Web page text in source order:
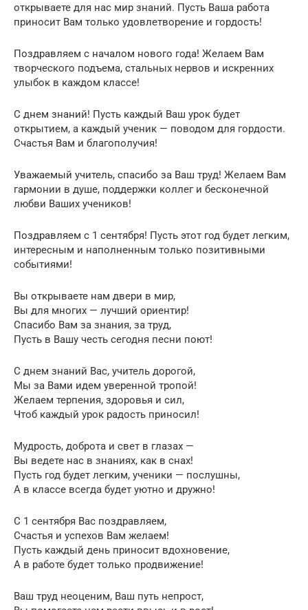
открываете для нас мир знаний. Пусть Ваша работа
приносит Вам только удовлетворение и гордость!
Поздравляем с началом нового года! Желаем Вам
творческого подъема, стальных нервов и искренних
улыбок в каждом классе!
С днем знаний! Пусть каждый Ваш урок будет
открытием, а каждый ученик — поводом для гордости.
Счастья Вам и благополучия!
Уважаемый учитель, спасибо за Ваш труд! Желаем Вам
гармонии в душе, поддержки коллег и бесконечной
любви Ваших учеников!
Поздравляем с 1 сентября! Пусть этот год будет легким,
интересным и наполненным только позитивными
событиями!
Вы открываете нам двери в мир,
Вы для многих — лучший ориентир!
Спасибо Вам за знания, за труд,
Пусть в Вашу честь сегодня песни поют!
С днем знаний Вас, учитель дорогой,
Мы за Вами идем уверенной тропой!
Желаем терпения, здоровья и сил,
Чтоб каждый урок радость приносил!
Мудрость, доброта и свет в глазах —
Вы ведете нас в знаниях, как в снах!
Пусть год будет легким, ученики — послушны,
А в классе всегда будет уютно и дружно!
С 1 сентября Вас поздравляем,
Счастья и успехов Вам желаем!
Пусть каждый день приносит вдохновение,
А в работе будет только продвижение!
Ваш труд неоценим, Ваш путь непрост,